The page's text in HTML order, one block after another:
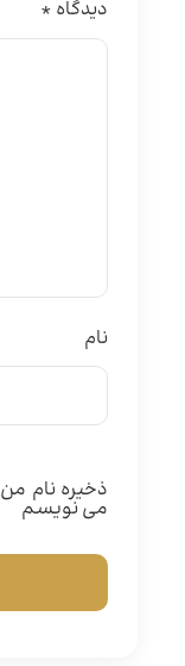
دیدگاه *
نام
ذخیره نام
می نویسم